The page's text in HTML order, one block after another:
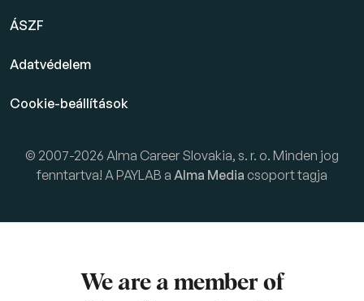
ÁSZF
Adatvédelem
Cookie-beállítások
© 2007-2026 Alma Career Slovakia, s. r. o. Minden jog
fenntartva! A PAYLAB a Alma Media csoport tagja
We are a member of